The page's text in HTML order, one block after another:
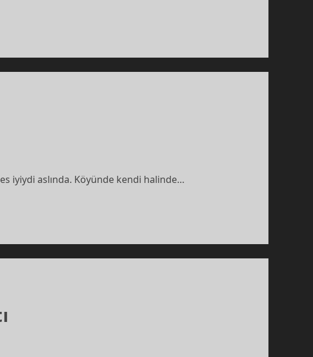
iyiydi aslında. Köyünde kendi halinde…